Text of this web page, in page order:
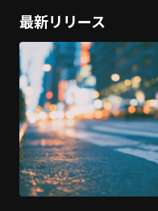
最新リリース